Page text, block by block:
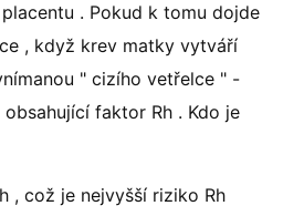
. Pokud k tomu dojde
, když krev matky vytváří
" cizího vetřelce " -
faktor Rh . Kdo je
, což je nejvyšší riziko Rh